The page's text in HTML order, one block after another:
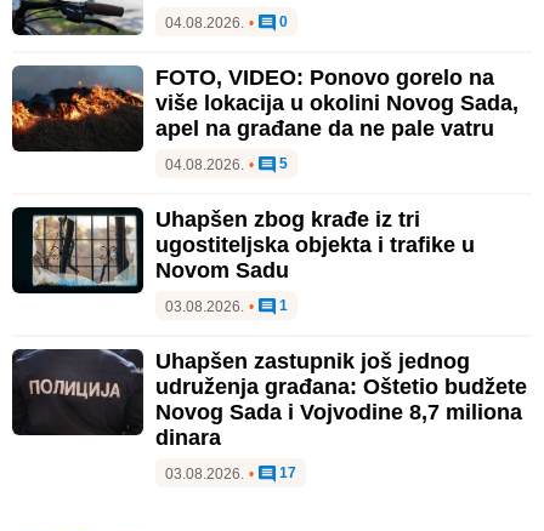
04.08.2026. • 0
FOTO, VIDEO: Ponovo gorelo na
više lokacija u okolini Novog Sada,
apel na građane da ne pale vatru
04.08.2026. • 5
Uhapšen zbog krađe iz tri
ugostiteljska objekta i trafike u
Novom Sadu
03.08.2026. • 1
Uhapšen zastupnik još jednog
udruženja građana: Oštetio budžete
Novog Sada i Vojvodine 8,7 miliona
dinara
03.08.2026. • 17